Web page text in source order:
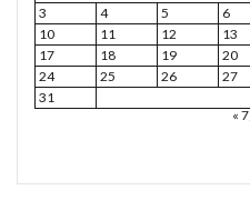
3
4 5 6
10
11 12 13
17
18 19 20
24
25 26 27
31
«